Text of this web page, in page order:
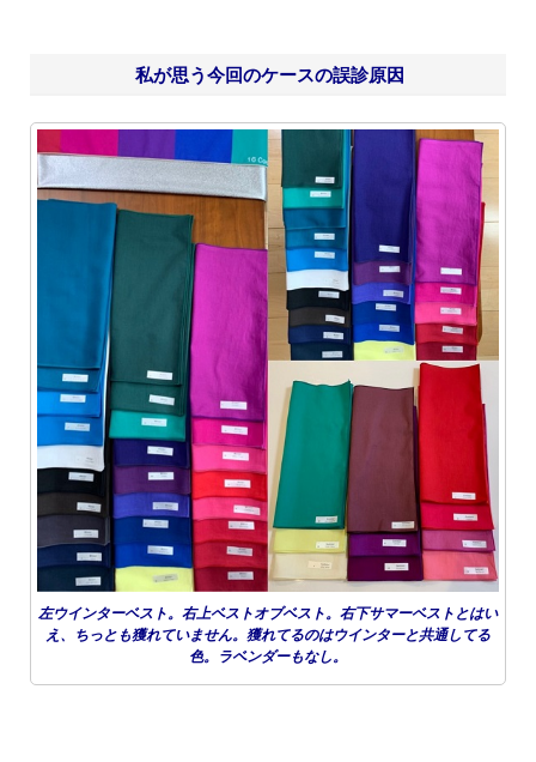
私が思う今回のケースの誤診原因
左ウインターベスト。右上ベストオブベスト。右下サマーベストとはい
え、ちっとも獲れていません。獲れてるのはウインターと共通してる
色。ラベンダーもなし。